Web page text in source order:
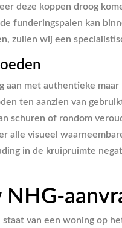
deze koppen droog
funderingspalen kan
zullen wij een
aan met authentieke
ten aanzien van
schuren of rondom
visueel
in de kruipruimte
van een woning op